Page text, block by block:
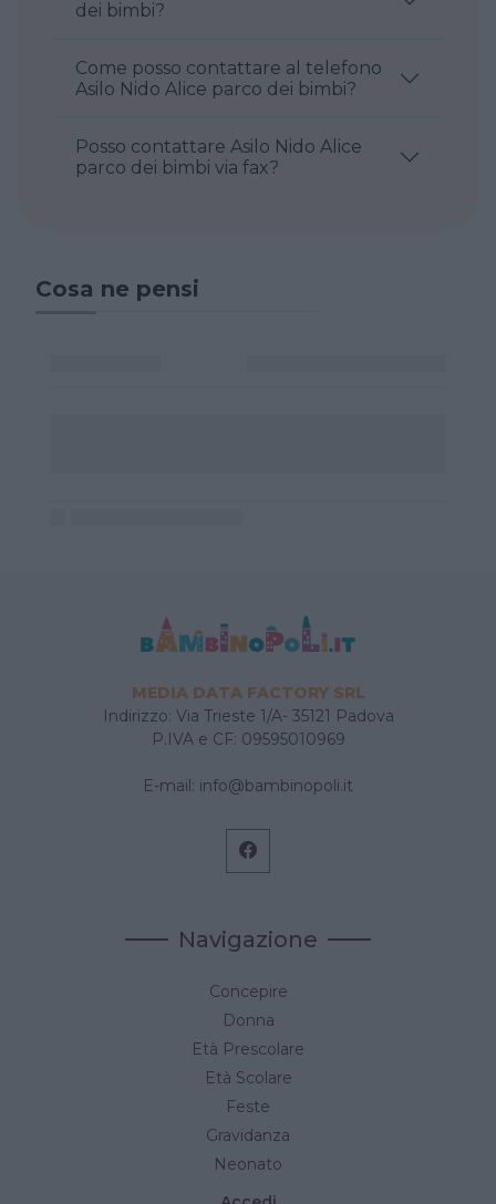
dei bimbi?
Come posso contattare al telefono
Asilo Nido Alice parco dei bimbi?
Posso contattare Asilo Nido Alice
parco dei bimbi via fax?
Cosa ne pensi
MEDIA DATA FACTORY SRL
Indirizzo: Via Trieste 1/A- 35121 Padova
P.IVA e CF: 09595010969
E-mail: info@bambinopoli.it
Navigazione
Concepire
Donna
Età Prescolare
Età Scolare
Feste
Gravidanza
Neonato